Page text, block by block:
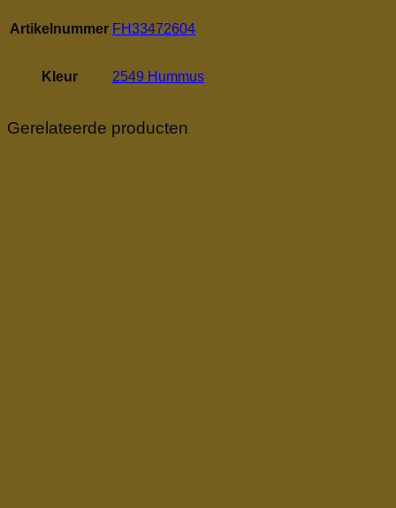
Artikelnummer FH33472604
Kleur 2549 Hummus
Gerelateerde producten